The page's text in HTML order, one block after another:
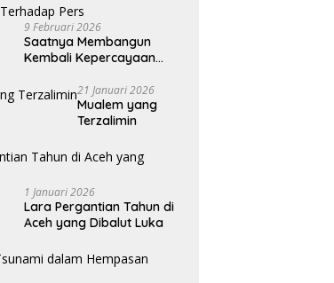
9 Februari 2026
Saatnya Membangun
Kembali Kepercayaan
21 Januari 2026
Mualem yang
Terzalimin
1 Januari 2026
Lara Pergantian Tahun di
Aceh yang Dibalut Luka